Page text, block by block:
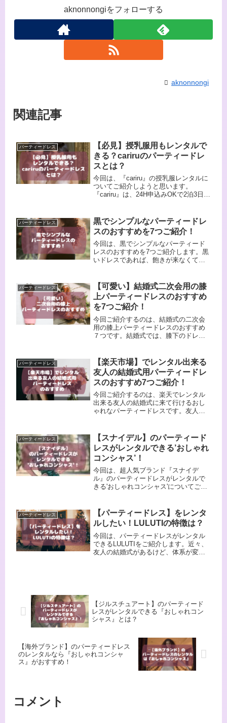
aknonnongiをフォローする
aknonnongi
関連記事
パーティードレス
【必見】授乳服用もレンタルで
きる？cariruのパーティードレ
スとは？
今回は、『cariru』の授乳服レンタルに
ついてご紹介しようと思います。
『cariru』は、24H申込みOKで2泊3日か
ーティーでも慌てることなくレンタル
できるので、安心できます！
パーティードレス
黒でシンプルなパーティードレ
スのおすすめを7つご紹介！
今回は、黒でシンプルなパーティード
レスのおすすめを7つご紹介します。黒
いドレスであれば、飽きが来なくて長
すよ。黒のドレスだけだと寂しい感じ
になるので、ボレロを羽織ったり、ア
クセサリーやバッグを明るめの物にす
るなど少し工夫が必要になってきま
す。
パーティードレス
【可愛い】結婚式二次会用の膝
上パーティードレスのおすすめ
を7つご紹介！
今回ご紹介するのは、結婚式の二次会
用の膝上パーティードレスのおすすめ
７つです。結婚式では、膝下のドレス
が多いのですが、結婚式の二次会だけ
参加の場合はわけが違います。
パーティードレス
【楽天市場】でレンタル出来る
友人の結婚式用パーティードレ
スのおすすめ7つご紹介！
今回ご紹介するのは、楽天でレンタル
出来る友人の結婚式に来て行けるおし
ゃれなパーティードレスです。友人の
て前のドレスが緩すぎたりきつくなっ
てしまった人など色々な人がいると思
います。
パーティードレス
【スナイデル】のパーティード
レスがレンタルできる’おしゃれ
コンシャス’！
今回は、超人気ブランド『スナイデ
ル』のパーティードレスがレンタルで
きる'おしゃれコンシャス'についてご紹
ブランドで20代～30代前半の人から人
気が高く、30代や40代の人でもファン
が多く、そのふんわりとしたフェミニ
ンなデザインが特徴です。
パーティードレス
【パーティードレス】をレンタ
ルしたい！LULUTIの特徴は？
今回は、パーティードレスがレンタル
できるLULUTIをご紹介します。近々、
友人の結婚式があるけど、体系が変わ
【ジルスチュアート】のパーティード
レスがレンタルできる『おしゃれコン
シャス』とは？
【海外ブランド】のパーティードレス
のレンタルなら『おしゃれコンシャ
ス』がおすすめ！
コメント